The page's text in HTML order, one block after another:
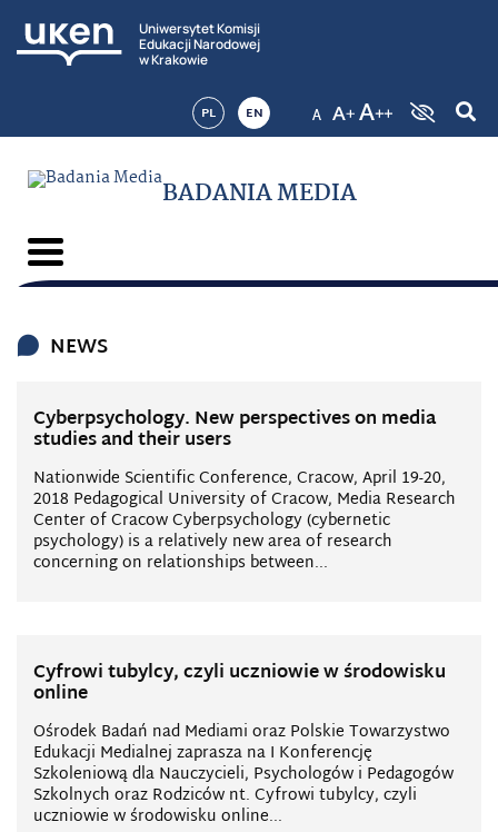
Uniwersytet Komisji
Edukacji Narodowej
w Krakowie
PL EN
BADANIA MEDIA
NEWS
Cyberpsychology. New perspectives on media
studies and their users
Nationwide Scientific Conference, Cracow, April 19-20,
2018 Pedagogical University of Cracow, Media Research
Center of Cracow Cyberpsychology (cybernetic
psychology) is a relatively new area of research
concerning on relationships between...
Cyfrowi tubylcy, czyli uczniowie w środowisku
online
Ośrodek Badań nad Mediami oraz Polskie Towarzystwo
Edukacji Medialnej zaprasza na I Konferencję
Szkoleniową dla Nauczycieli, Psychologów i Pedagogów
Szkolnych oraz Rodziców nt. Cyfrowi tubylcy, czyli
uczniowie w środowisku online...